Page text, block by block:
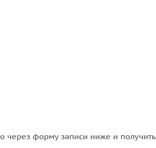
через форму записи ниже и получить